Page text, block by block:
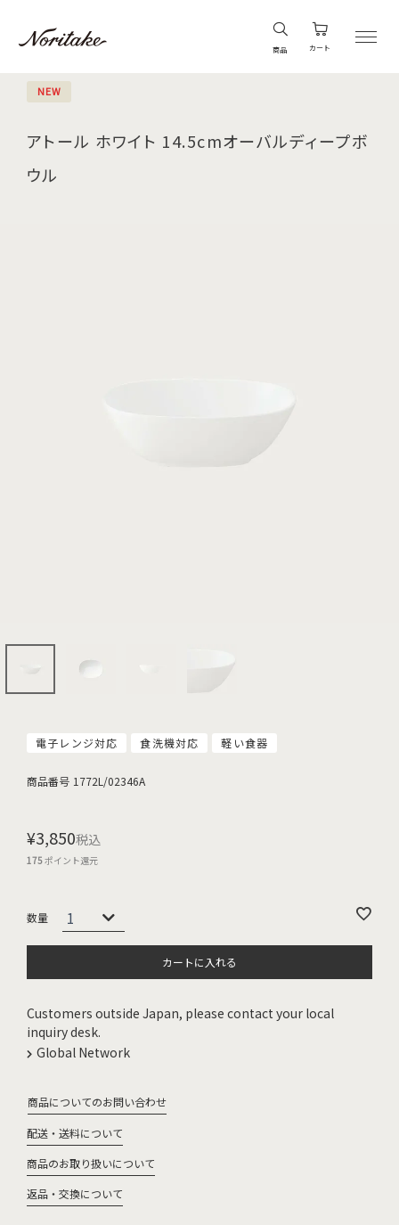
商品 カート
NEW
アトール ホワイト 14.5cmオーバルディープボ
ウル
電子レンジ対応 食洗機対応 軽い食器
商品番号 1772L/02346A
¥3,850税込
175ポイント還元
カートに入れる
Customers outside Japan, please contact your local
inquiry desk.
Global Network
商品についてのお問い合わせ
配送・送料について
商品のお取り扱いについて
返品・交換について